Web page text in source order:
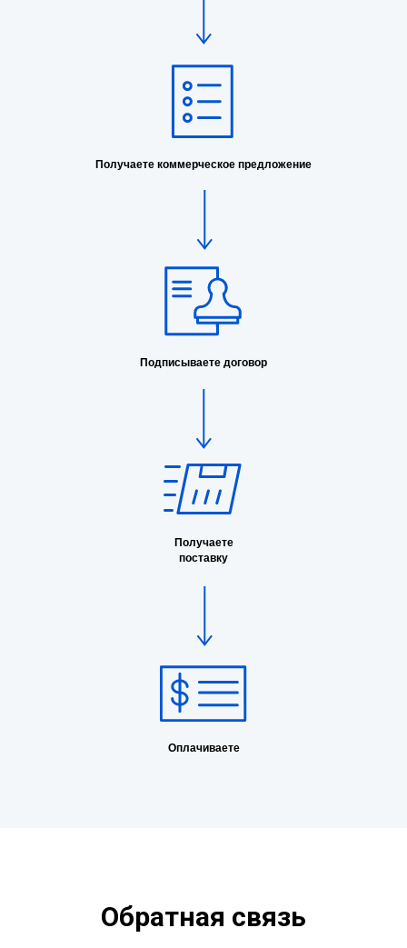
Оплачиваете
Получаете коммерческое предложение
Подписываете договор
Получаете
поставку
Обратная связь